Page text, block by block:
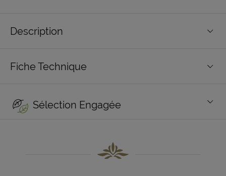
Description
Fiche Technique
Sélection Engagée